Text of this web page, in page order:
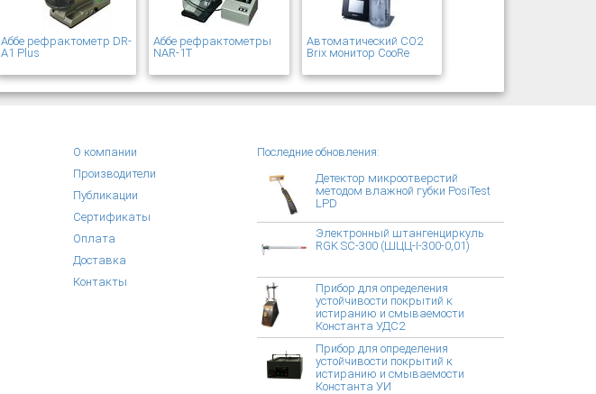
Аббе рефрактометр DR-
A1 Plus
Аббе рефрактометры
NAR-1T
Автоматический CO2
Brix монитор CooRe
О компании
Производители
Публикации
Сертификаты
Оплата
Доставка
Контакты
Последние обновления:
Детектор микроотверстий
методом влажной губки PosiTest
LPD
Электронный штангенциркуль
RGK SC-300 (ШЦЦ-I-300-0,01)
Прибор для определения
устойчивости покрытий к
истиранию и смываемости
Константа УДС2
Прибор для определения
устойчивости покрытий к
истиранию и смываемости
Константа УИ